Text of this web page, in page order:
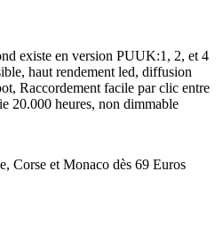
existe en version PUUK:1, 2, et 4
haut rendement led, diffusion
Raccordement facile par clic entre
20.000 heures, non dimmable
Corse et Monaco dès 69 Euros